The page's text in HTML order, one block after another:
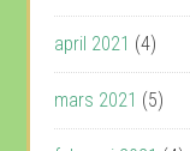
april 2021 (4)
mars 2021 (5)